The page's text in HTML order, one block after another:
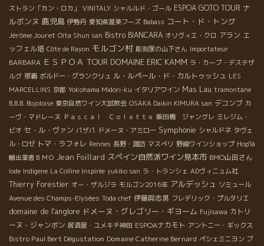
ストラン「カン・ロカ」
VINITALY シャルルド・ゴール ESPOA GOTO TOUR ナ
ルボンヌ 鹿児島 伊勢丹 愛知県渥美フーズ Babass コート・ド・トング
Jérôme Jouret Oita Shun san Bistro BIANCARA オリヴィエ・クロ アラン エ
ッフェル塔 Côte de Rayon モルゴン村 彫刻家の山下さん Importateur
BARBARA ＥＳＰＯＡ TOUR DOMAINE ERIC KAMM ラ・カーブ・デステザ
ルグ 那覇 ボルドー・グランクリュ ル・ルペール・ド・カルトゥッシュ LES
MARCELLINS 京都 Yokohama Midori-ku イタリアワイン Mas Lau tramontane
B.B.B. Bojoloise 東京自然ワイン大試飲会 OSAKA Daikin KIMURA san デコンブ カ
ーヴ・マドレーヌ Ｐａｓｃａｌ Ｃｏｌｅｔｔｅ 飯田橋 ジャングレ ミレジム・
ビオ セ・ル・ヴァン パザパ ドメーヌ・アミロー Symphonie シャルドネ タヴェ
ル・ロゼ トマ・ラフォレ Rennes 長野・諏訪 マスぺリ 野崎ワインショップ Hop'là
輸出業者ＢＭＯ Jean Foillard スペイン自然派ワイン見本市 BMO山田さん
Iode Indigene La Colline Inspirée yukiko san ラ・トランシェ ADヴィニュム社
Thierry Forestier オー・ザルジラ モルゴン2016年 アルデッシュ ソミュール
Avenue des Champs-Elysées Toda chef 伊藤與志男 フレデリック・プルタリエ
domaine de l'anglore ドメーヌ・グレゴリー・ギヨーム Fujisawa カトリ
ーヌ・ジャンボン 居酒屋・ユメキチ神田 ESPOAナカモト アントニー・ギックス
Bistro Paul Bert Dégustation Domaine Catherine Bernard ペシェミニヨン ブ